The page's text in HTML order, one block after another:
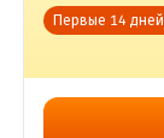
Первые 14 дней